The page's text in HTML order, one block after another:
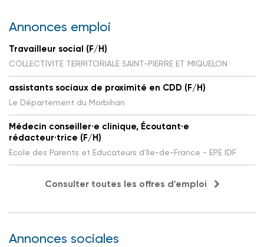
Annonces emploi
Travailleur social (F/H)
COLLECTIVITE TERRITORIALE SAINT-PIERRE ET MIQUELON
assistants sociaux de proximité en CDD (F/H)
Le Département du Morbihan
Médecin conseiller·e clinique, Écoutant·e
rédacteur·trice (F/H)
Ecole des Parents et Educateurs d'Ile-de-France - EPE IDF
Consulter toutes les offres d'emploi
Annonces sociales